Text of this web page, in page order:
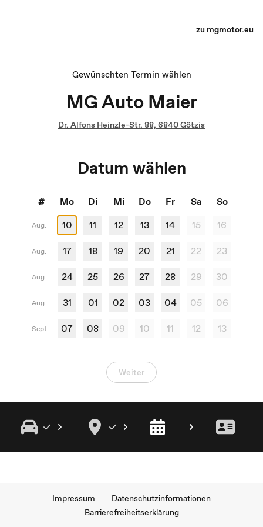
zu mgmotor.eu
Gewünschten Termin wählen
MG Auto Maier
Dr. Alfons Heinzle-Str. 88, 6840 Götzis
Datum wählen
# Mo Di Mi Do Fr Sa So
Aug. 10 11 12 13 14 15 16
Aug. 17 18 19 20 21 22 23
Aug. 24 25 26 27 28 29 30
Aug. 31 01 02 03 04 05 06
Sept. 07 08 09 10 11 12 13
Weiter
Impressum
Datenschutzinformationen
Barrierefreiheitserklärung